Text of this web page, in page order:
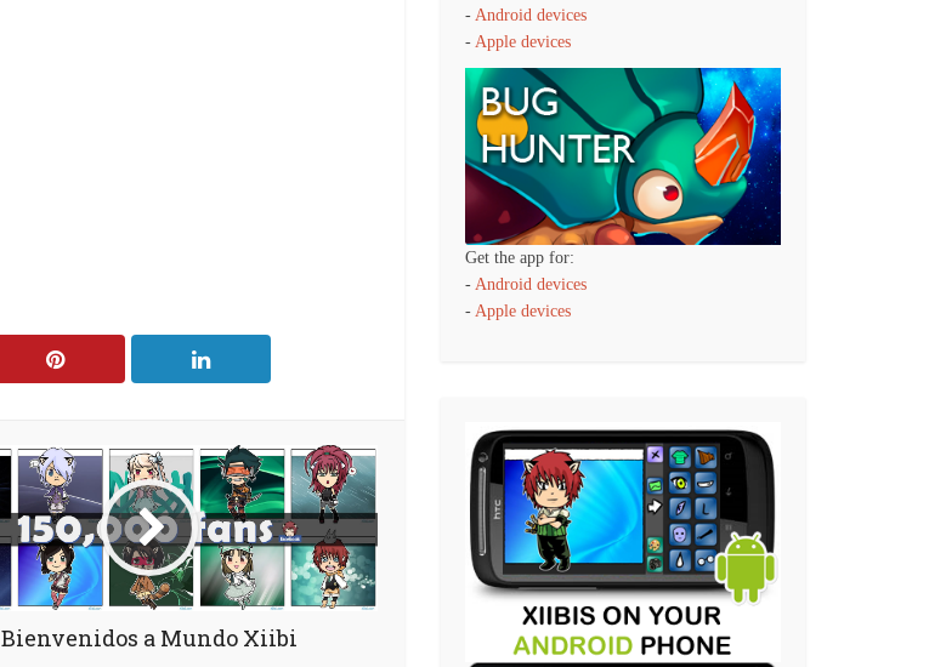
Bienvenidos a Mundo Xiibi
- Android devices
- Apple devices
Get the app for:
- Android devices
- Apple devices